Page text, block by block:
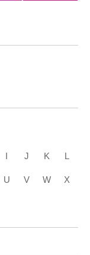
I J K L
U V W X